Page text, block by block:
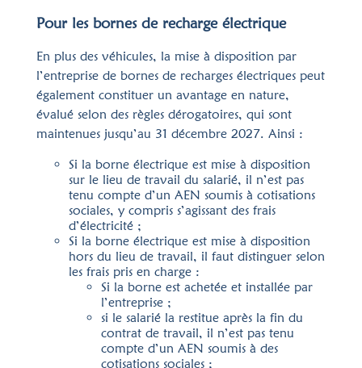
Pour les bornes de recharge électrique
En plus des véhicules, la mise à disposition par
l’entreprise de bornes de recharges électriques peut
également constituer un avantage en nature,
évalué selon des règles dérogatoires, qui sont
maintenues jusqu’au 31 décembre 2027. Ainsi :
Si la borne électrique est mise à disposition
sur le lieu de travail du salarié, il n’est pas
tenu compte d’un AEN soumis à cotisations
sociales, y compris s’agissant des frais
d’électricité ;
Si la borne électrique est mise à disposition
hors du lieu de travail, il faut distinguer selon
les frais pris en charge :
Si la borne est achetée et installée par
l’entreprise ;
si le salarié la restitue après la fin du
contrat de travail, il n’est pas tenu
compte d’un AEN soumis à des
cotisations sociales ;